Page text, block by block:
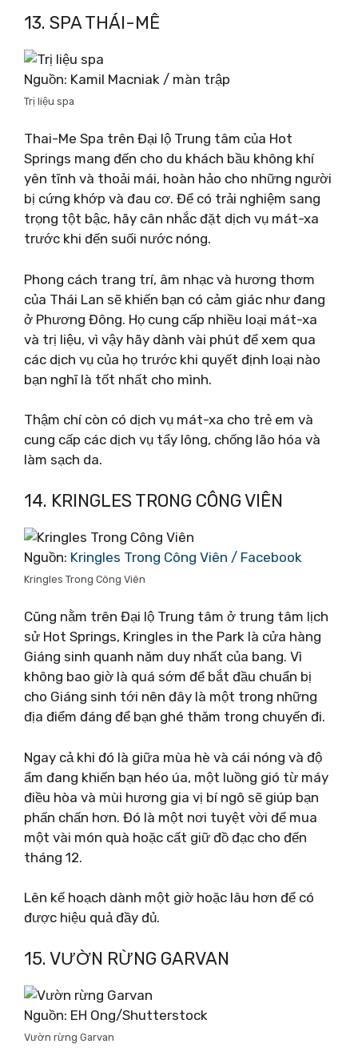
13. SPA THÁI-MÊ
Nguồn: Kamil Macniak / màn trập
Trị liệu spa
Thai-Me Spa trên Đại lộ Trung tâm của Hot
Springs mang đến cho du khách bầu không khí
yên tĩnh và thoải mái, hoàn hảo cho những người
bị cứng khớp và đau cơ. Để có trải nghiệm sang
trọng tột bậc, hãy cân nhắc đặt dịch vụ mát-xa
trước khi đến suối nước nóng.
Phong cách trang trí, âm nhạc và hương thơm
của Thái Lan sẽ khiến bạn có cảm giác như đang
ở Phương Đông. Họ cung cấp nhiều loại mát-xa
và trị liệu, vì vậy hãy dành vài phút để xem qua
các dịch vụ của họ trước khi quyết định loại nào
bạn nghĩ là tốt nhất cho mình.
Thậm chí còn có dịch vụ mát-xa cho trẻ em và
cung cấp các dịch vụ tẩy lông, chống lão hóa và
làm sạch da.
14. KRINGLES TRONG CÔNG VIÊN
Nguồn: Kringles Trong Công Viên / Facebook
Kringles Trong Công Viên
Cũng nằm trên Đại lộ Trung tâm ở trung tâm lịch
sử Hot Springs, Kringles in the Park là cửa hàng
Giáng sinh quanh năm duy nhất của bang. Vì
không bao giờ là quá sớm để bắt đầu chuẩn bị
cho Giáng sinh tới nên đây là một trong những
địa điểm đáng để bạn ghé thăm trong chuyến đi.
Ngay cả khi đó là giữa mùa hè và cái nóng và độ
ẩm đang khiến bạn héo úa, một luồng gió từ máy
điều hòa và mùi hương gia vị bí ngô sẽ giúp bạn
phấn chấn hơn. Đó là một nơi tuyệt vời để mua
một vài món quà hoặc cất giữ đồ đạc cho đến
tháng 12.
Lên kế hoạch dành một giờ hoặc lâu hơn để có
được hiệu quả đầy đủ.
15. VƯỜN RỪNG GARVAN
Nguồn: EH Ong/Shutterstock
Vườn rừng Garvan